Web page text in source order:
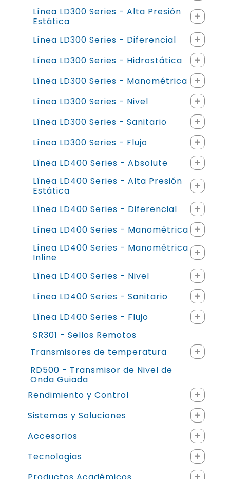
Línea LD300 Series - Alta Presión
Estática
Línea LD300 Series - Diferencial
Línea LD300 Series - Hidrostática
Línea LD300 Series - Manométrica
Línea LD300 Series - Nivel
Línea LD300 Series - Sanitario
Línea LD300 Series - Flujo
Línea LD400 Series - Absolute
Línea LD400 Series - Alta Presión
Estática
Línea LD400 Series - Diferencial
Línea LD400 Series - Manométrica
Línea LD400 Series - Manométrica
Inline
Línea LD400 Series - Nivel
Línea LD400 Series - Sanitario
Línea LD400 Series - Flujo
SR301 - Sellos Remotos
Transmisores de temperatura
RD500 - Transmisor de Nivel de
Onda Guiada
Rendimiento y Control
Sistemas y Soluciones
Accesorios
Tecnologias